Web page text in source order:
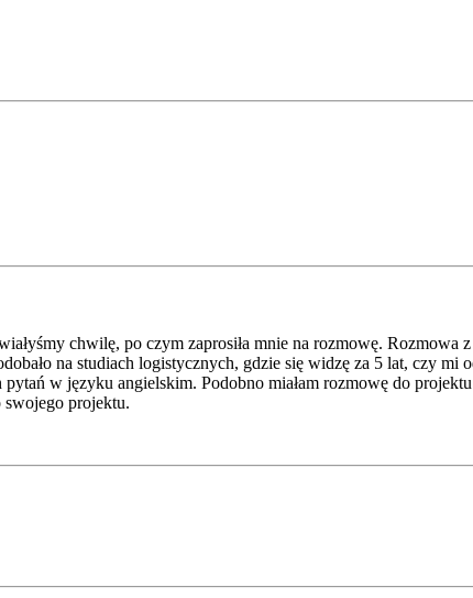
chwilę, po czym zaprosiła mnie na rozmowę.
na studiach logistycznych, gdzie się widzę za 5 lat, czy
w języku angielskim. Podobno miałam rozmowę do
swojego projektu.